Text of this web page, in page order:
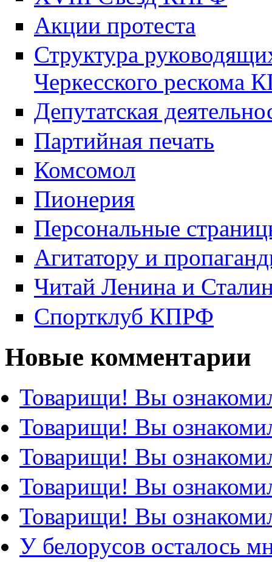
Акции протеста
Структура
Черкесского рескома
Депутатская
Партийная печать
Комсомол
Пионерия
Персональные
Агитатору и
Читай Ленина и
Спортклуб КПРФ
Новые комментарии
Товарищи! Вы
Товарищи! Вы
Товарищи! Вы
Товарищи! Вы
Товарищи! Вы
У белорусов осталось